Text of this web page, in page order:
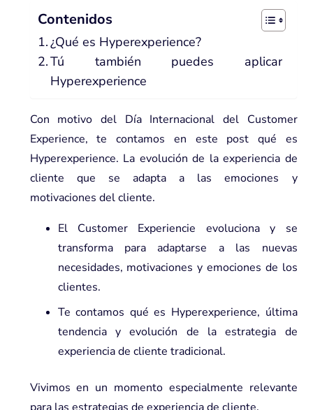
Contenidos
¿Qué es Hyperexperience?
Tú también puedes aplicar
Hyperexperience
Con motivo del Día Internacional del Customer
Experience, te contamos en este post qué es
Hyperexperience. La evolución de la experiencia de
cliente que se adapta a las emociones y
motivaciones del cliente.
El Customer Experiencie evoluciona y se
transforma para adaptarse a las nuevas
necesidades, motivaciones y emociones de los
clientes.
Te contamos qué es Hyperexperience, última
tendencia y evolución de la estrategia de
experiencia de cliente tradicional.
Vivimos en un momento especialmente relevante